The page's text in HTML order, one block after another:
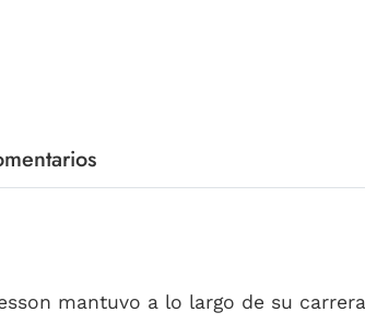
mantuvo a lo largo de su